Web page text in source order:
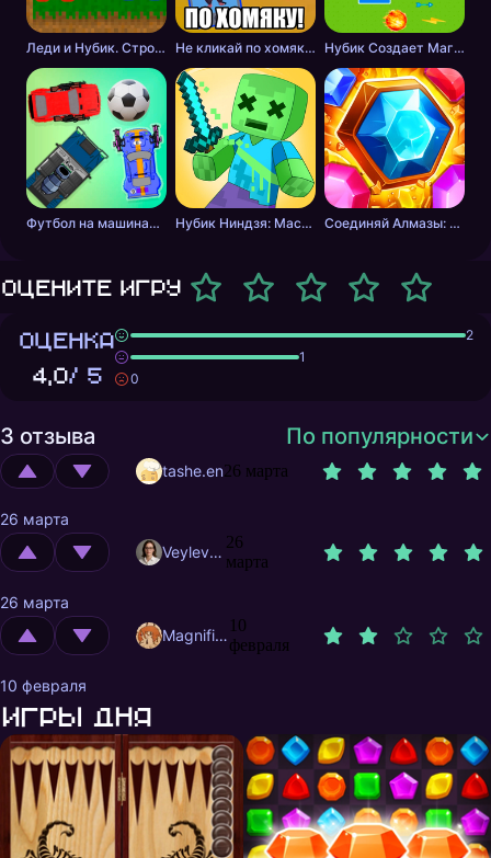
Леди и Нубик. Строить и копать Не кликай по хомяку! Нубик Создает Магию
Футбол на машинах с оружием Нубик Ниндзя: Мастер Меча Соединяй Алмазы: Дойди до 10
Оцените игру
ОЦЕНКА
4,0/ 5
2
1
0
3 отзыва По популярности
tashe.en26 марта
26 марта
Veylevas
26
марта
26 марта
MagnificentMrFox
10
февраля
10 февраля
Игры дня